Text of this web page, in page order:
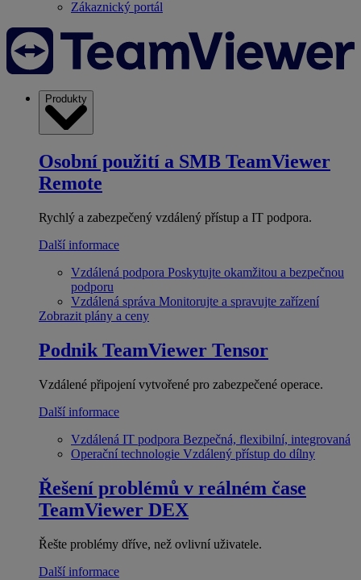
Zákaznický portál
Produkty
Osobní použití a SMB TeamViewer
Remote
Rychlý a zabezpečený vzdálený přístup a IT podpora.
Další informace
Vzdálená podpora Poskytujte okamžitou a bezpečnou
podporu
Vzdálená správa Monitorujte a spravujte zařízení
Zobrazit plány a ceny
Podnik TeamViewer Tensor
Vzdálené připojení vytvořené pro zabezpečené operace.
Další informace
Vzdálená IT podpora Bezpečná, flexibilní, integrovaná
Operační technologie Vzdálený přístup do dílny
Řešení problémů v reálném čase
TeamViewer DEX
Řešte problémy dříve, než ovlivní uživatele.
Další informace